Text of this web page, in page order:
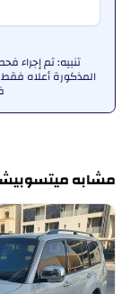
تنبيه: تم
المذكورة أعلاه
مشابه